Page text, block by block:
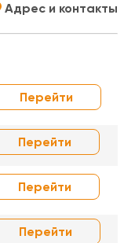
Адрес и контакты
Перейти
Перейти
Перейти
Перейти